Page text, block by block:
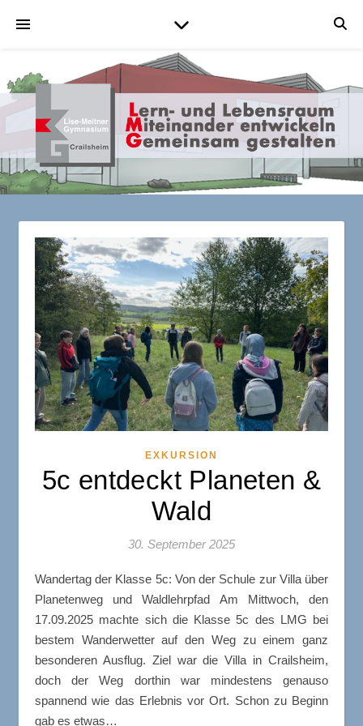
EXKURSION
5c entdeckt Planeten &
Wald
30. September 2025
Wandertag der Klasse 5c: Von der Schule zur Villa über
Planetenweg und Waldlehrpfad Am Mittwoch, den
17.09.2025 machte sich die Klasse 5c des LMG bei
bestem Wanderwetter auf den Weg zu einem ganz
besonderen Ausflug. Ziel war die Villa in Crailsheim,
doch der Weg dorthin war mindestens genauso
spannend wie das Erlebnis vor Ort. Schon zu Beginn
gab es etwas…